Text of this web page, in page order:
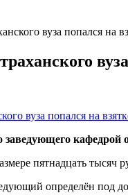
вуза попался на
кафедрой
пятнадцать тысяч
определён под